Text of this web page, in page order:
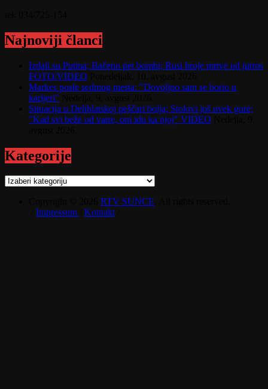
Najnoviji članci
Izdali su Putina; Bačeno pet bombi; Rusi broje mrtve od jutros
FOTO/VIDEO
Markes posle sedmog mesta: "Dovoljno sam se borio u
karijeri"
Situacija u Deliblatskoj peščari bolja; Stolovi još uvek gore;
"Kad svi beže od vatre, oni idu ka njoj" VIDEO
Kategorije
Kategorije
RTV SUNCE
Impressum Kontakt/